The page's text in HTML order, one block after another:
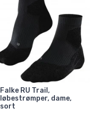
Falke RU Trail,
løbestrømper, dame,
sort